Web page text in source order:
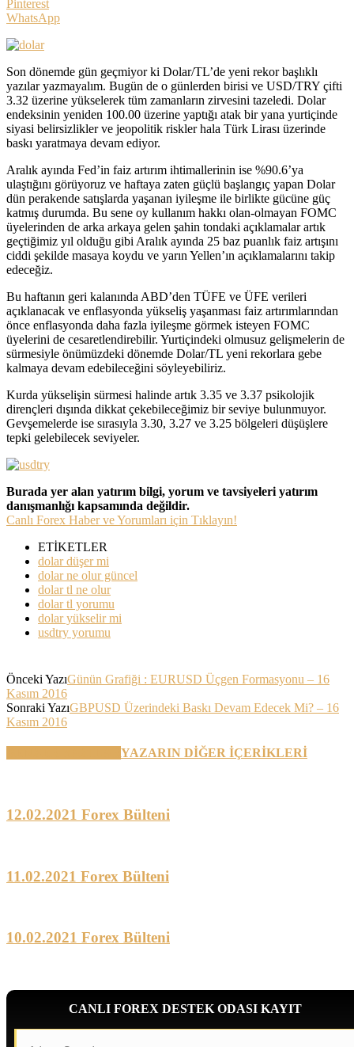
Pinterest
WhatsApp
Son dönemde gün geçmiyor ki Dolar/TL’de yeni rekor başlıklı
yazılar yazmayalım. Bugün de o günlerden birisi ve USD/TRY çifti
3.32 üzerine yükselerek tüm zamanların zirvesini tazeledi. Dolar
endeksinin yeniden 100.00 üzerine yaptığı atak bir yana yurtiçinde
siyasi belirsizlikler ve jeopolitik riskler hala Türk Lirası üzerinde
baskı yaratmaya devam ediyor.
Aralık ayında Fed’in faiz artırım ihtimallerinin ise %90.6’ya
ulaştığını görüyoruz ve haftaya zaten güçlü başlangıç yapan Dolar
dün perakende satışlarda yaşanan iyileşme ile birlikte gücüne güç
katmış durumda. Bu sene oy kullanım hakkı olan-olmayan FOMC
üyelerinden de arka arkaya gelen şahin tondaki açıklamalar artık
geçtiğimiz yıl olduğu gibi Aralık ayında 25 baz puanlık faiz artışını
ciddi şekilde masaya koydu ve yarın Yellen’ın açıklamalarını takip
edeceğiz.
Bu haftanın geri kalanında ABD’den TÜFE ve ÜFE verileri
açıklanacak ve enflasyonda yükseliş yaşanması faiz artırımlarından
önce enflasyonda daha fazla iyileşme görmek isteyen FOMC
üyelerini de cesaretlendirebilir. Yurtiçindeki olmusuz gelişmelerin de
sürmesiyle önümüzdeki dönemde Dolar/TL yeni rekorlara gebe
kalmaya devam edebileceğini söyleyebiliriz.
Kurda yükselişin sürmesi halinde artık 3.35 ve 3.37 psikolojik
dirençleri dışında dikkat çekebileceğimiz bir seviye bulunmuyor.
Gevşemelerde ise sırasıyla 3.30, 3.27 ve 3.25 bölgeleri düşüşlere
tepki gelebilecek seviyeler.
Burada yer alan yatırım bilgi, yorum ve tavsiyeleri yatırım
danışmanlığı kapsamında değildir.
Canlı Forex Haber ve Yorumları için Tıklayın!
ETİKETLER
dolar düşer mi
dolar ne olur güncel
dolar tl ne olur
dolar tl yorumu
dolar yükselir mi
usdtry yorumu
Önceki YazıGünün Grafiği : EURUSD Üçgen Formasyonu – 16
Kasım 2016
Sonraki YazıGBPUSD Üzerindeki Baskı Devam Edecek Mi? – 16
Kasım 2016
YAZARIN DİĞER İÇERİKLERİ
12.02.2021 Forex Bülteni
11.02.2021 Forex Bülteni
10.02.2021 Forex Bülteni
CANLI FOREX DESTEK ODASI KAYIT